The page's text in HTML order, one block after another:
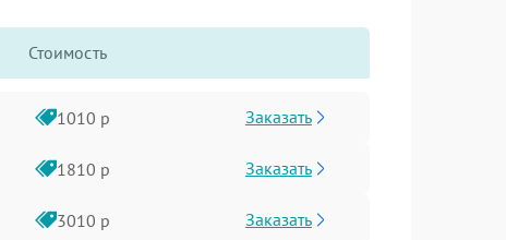
Стоимость
1010 р Заказать
1810 р Заказать
3010 р Заказать